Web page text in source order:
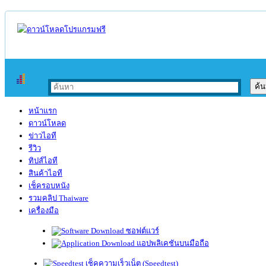
หน้าแรก
ดาวน์โหลด
ข่าวไอที
รีวิว
ทิปส์ไอที
สินค้าไอที
เช็ครอบหนัง
รวมคลิป Thaiware
เครื่องมือ
ซอฟต์แวร์
แอปพลิเคชันบนมือถือ
เช็คความเร็วเน็ต (Speedtest)